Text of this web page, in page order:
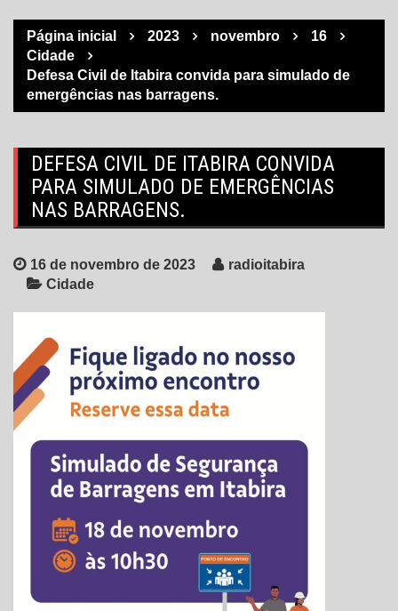
Página inicial 2023 novembro
16
Cidade
Defesa Civil de Itabira convida para simulado de
emergências nas barragens.
DEFESA CIVIL DE ITABIRA CONVIDA
PARA SIMULADO DE EMERGÊNCIAS
NAS BARRAGENS.
16 de novembro de 2023
radioitabira
Cidade